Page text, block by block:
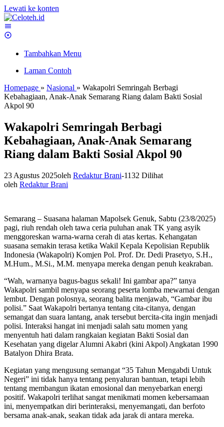
Lewati ke konten
Tambahkan Menu
Laman Contoh
Homepage » Nasional » Wakapolri Semringah Berbagi
Kebahagiaan, Anak-Anak Semarang Riang dalam Bakti Sosial
Akpol 90
Wakapolri Semringah Berbagi
Kebahagiaan, Anak-Anak Semarang
Riang dalam Bakti Sosial Akpol 90
23 Agustus 2025oleh Redaktur Brani-1132 Dilihat
oleh Redaktur Brani
Semarang – Suasana halaman Mapolsek Genuk, Sabtu (23/8/2025)
pagi, riuh rendah oleh tawa ceria puluhan anak TK yang asyik
menggoreskan warna-warna cerah di atas kertas. Kehangatan
suasana semakin terasa ketika Wakil Kepala Kepolisian Republik
Indonesia (Wakapolri) Komjen Pol. Prof. Dr. Dedi Prasetyo, S.H.,
M.Hum., M.Si., M.M. menyapa mereka dengan penuh keakraban.
“Wah, warnanya bagus-bagus sekali! Ini gambar apa?” tanya
Wakapolri sambil menyapa seorang peserta lomba mewarnai dengan
lembut. Dengan polosnya, seorang balita menjawab, “Gambar ibu
polisi.” Saat Wakapolri bertanya tentang cita-citanya, dengan
semangat dan suara lantang, anak tersebut bercita-cita ingin menjadi
polisi. Interaksi hangat ini menjadi salah satu momen yang
menyentuh hati dalam rangkaian kegiatan Bakti Sosial dan
Kesehatan yang digelar Alumni Akabri (kini Akpol) Angkatan 1990
Batalyon Dhira Brata.
Kegiatan yang mengusung semangat “35 Tahun Mengabdi Untuk
Negeri” ini tidak hanya tentang penyaluran bantuan, tetapi lebih
tentang membangun ikatan emosional dan menyebarkan energi
positif. Wakapolri terlihat sangat menikmati momen kebersamaan
ini, menyempatkan diri berinteraksi, menyemangati, dan berfoto
bersama anak-anak, seakan tidak ada jarak di antara mereka.